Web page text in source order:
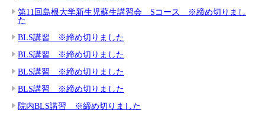
第11回島根大学新生児蘇生講習会 Sコース ※締め切りまし
た
BLS講習 ※締め切りました
BLS講習 ※締め切りました
BLS講習 ※締め切りました
BLS講習 ※締め切りました
院内BLS講習 ※締め切りました